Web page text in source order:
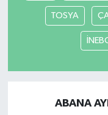
TOSYA
ABANA